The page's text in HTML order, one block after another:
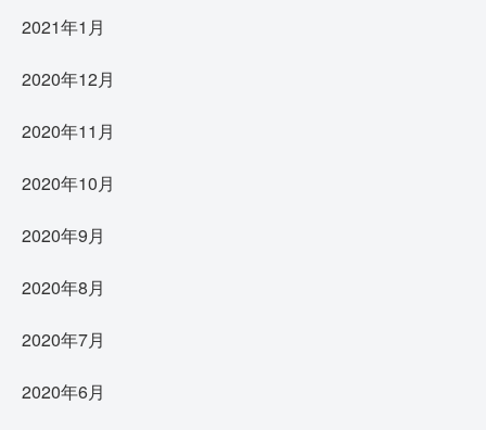
2021年1月
2020年12月
2020年11月
2020年10月
2020年9月
2020年8月
2020年7月
2020年6月